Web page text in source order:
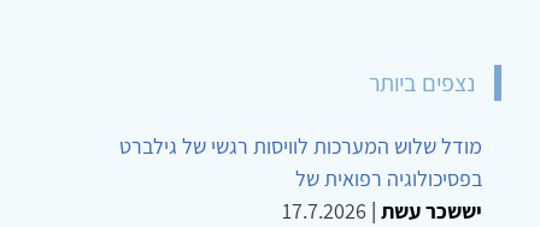
נצפים ביותר
מודל שלוש המערכות לוויסות רגשי של גילברט
בפסיכולוגיה רפואית של
יששכר עשת |
17.7.2026